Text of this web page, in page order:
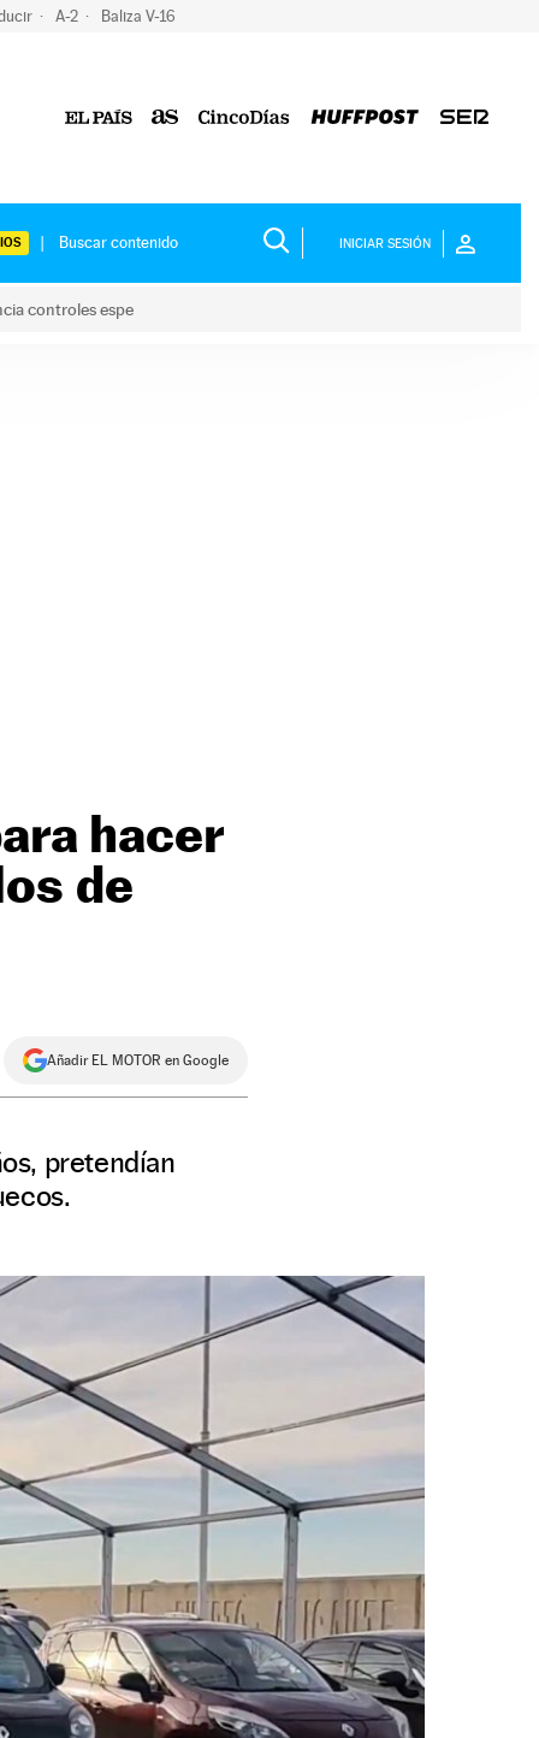
A-2 Baliza V-16
INICIAR SESIÓN
controles espe
hacer
de
Añadir EL MOTOR en Google
pretendían